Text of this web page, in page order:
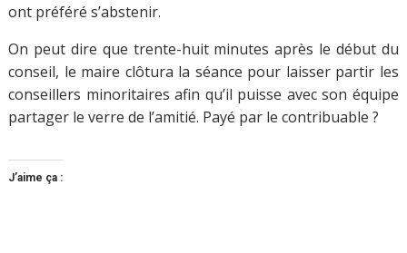
ont préféré s’abstenir.
On peut dire que trente-huit minutes après le début du
conseil, le maire clôtura la séance pour laisser partir les
conseillers minoritaires afin qu’il puisse avec son équipe
partager le verre de l’amitié. Payé par le contribuable ?
J’aime ça :